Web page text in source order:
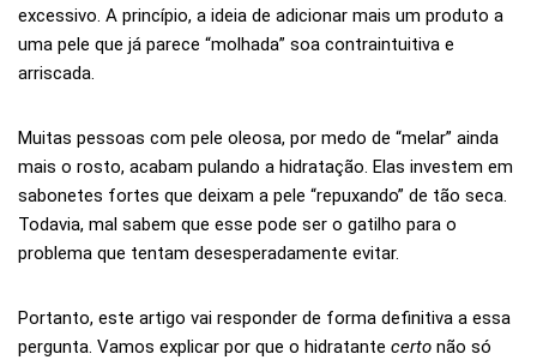
excessivo. A princípio, a ideia de adicionar mais um produto a
uma pele que já parece “molhada” soa contraintuitiva e
arriscada.
Muitas pessoas com pele oleosa, por medo de “melar” ainda
mais o rosto, acabam pulando a hidratação. Elas investem em
sabonetes fortes que deixam a pele “repuxando” de tão seca.
Todavia, mal sabem que esse pode ser o gatilho para o
problema que tentam desesperadamente evitar.
Portanto, este artigo vai responder de forma definitiva a essa
pergunta. Vamos explicar por que o hidratante certo não só